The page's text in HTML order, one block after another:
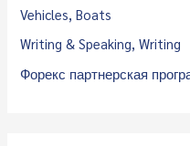
Vehicles, Boats
Writing & Speaking, Writing
Форекс партнерская